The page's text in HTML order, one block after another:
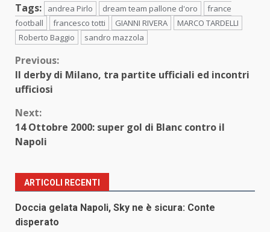
Tags: andrea Pirlo dream team pallone d'oro
france
football
francesco totti GIANNI RIVERA
MARCO TARDELLI
Roberto Baggio
sandro mazzola
Continue
Reading
Previous:
Il derby di Milano, tra partite ufficiali ed incontri
ufficiosi
Next:
14 Ottobre 2000: super gol di Blanc contro il
Napoli
ARTICOLI RECENTI
Doccia gelata Napoli, Sky ne è sicura: Conte
disperato